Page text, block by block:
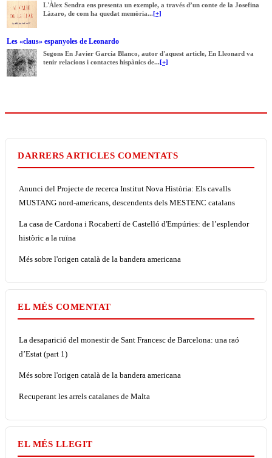
L'Àlex Sendra ens presenta un exemple, a través d’un conte de la Josefina
Làzaro, de com ha quedat memòria...[+]
Les «claus» espanyoles de Leonardo
Segons En Javier García Blanco, autor d'aquest article, En Lleonard va
tenir relacions i contactes hispànics de...[+]
DARRERS ARTICLES COMENTATS
Anunci del Projecte de recerca Institut Nova Història: Els cavalls
MUSTANG nord-americans, descendents dels MESTENC catalans
La casa de Cardona i Rocabertí de Castelló d'Empúries: de l’esplendor
històric a la ruïna
Més sobre l'origen català de la bandera americana
EL MÉS COMENTAT
La desaparició del monestir de Sant Francesc de Barcelona: una raó
d’Estat (part 1)
Més sobre l'origen català de la bandera americana
Recuperant les arrels catalanes de Malta
EL MÉS LLEGIT